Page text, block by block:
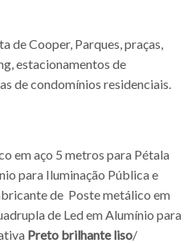
de Cooper, Parques, praças,
estacionamentos de
de condomínios residenciais.
em aço 5 metros para Pétala
para Iluminação Pública e
de Poste metálico em
de Led em Alumínio para
Preto brilhante liso/